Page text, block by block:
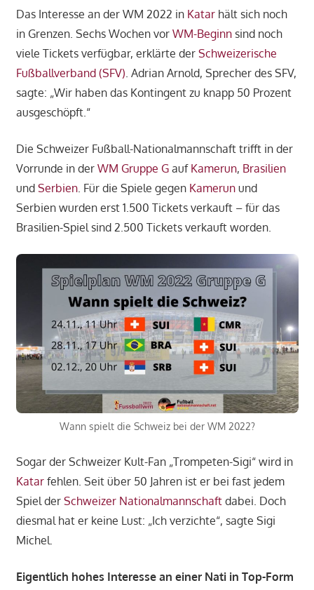
Das Interesse an der WM 2022 in Katarhält sich noch
in Grenzen. Sechs Wochen vor WM-Beginnsind noch
viele Tickets verfügbar, erklärte der Schweizerische
Fußballverband (SFV). Adrian Arnold, Sprecher des SFV,
sagte: „Wir haben das Kontingent zu knapp 50 Prozent
ausgeschöpft.“
Die Schweizer Fußball-Nationalmannschaft trifft in der
Vorrunde in der WM Gruppe Gauf Kamerun, Brasilien
und Serbien. Für die Spiele gegen Kamerunund
Serbien wurden erst 1.500 Tickets verkauft – für das
Brasilien-Spiel sind 2.500 Tickets verkauft worden.
Wann spielt die Schweiz bei der WM 2022?
Sogar der Schweizer Kult-Fan „Trompeten-Sigi“ wird in
Katarfehlen. Seit über 50 Jahren ist er bei fast jedem
Spiel der Schweizer Nationalmannschaftdabei. Doch
diesmal hat er keine Lust: „Ich verzichte“, sagte Sigi
Michel.
Eigentlich hohes Interesse an einer Nati in Top-Form